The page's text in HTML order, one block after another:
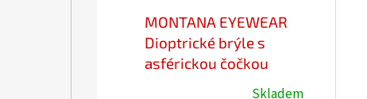
MONTANA EYEWEAR
Dioptrické brýle s
asférickou čočkou
zatmavené MR19S
Skladem